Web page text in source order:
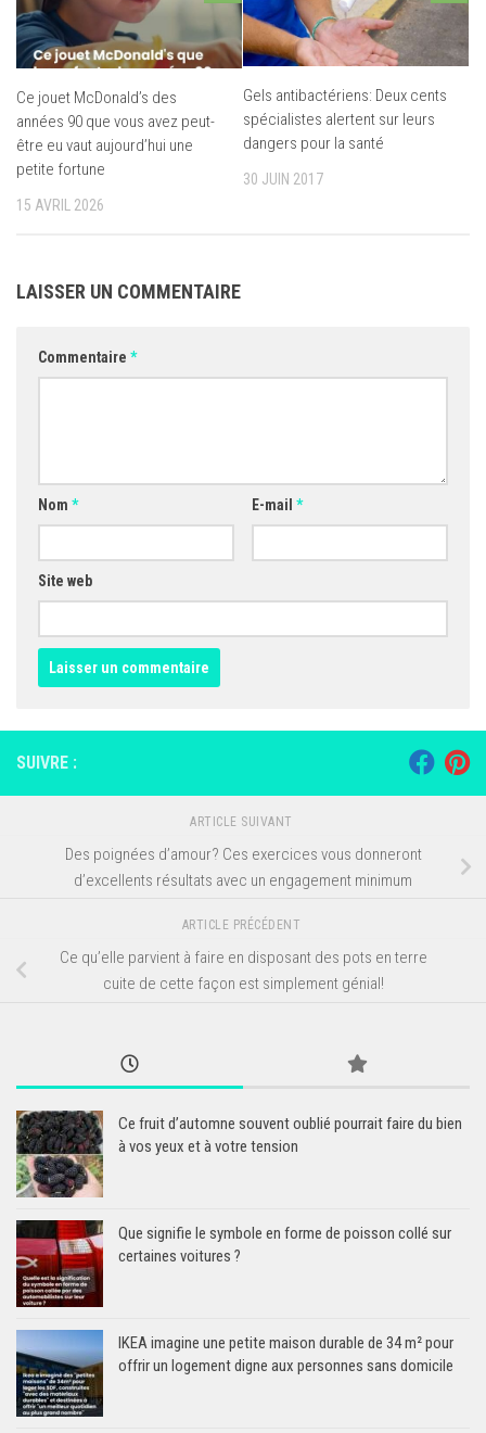
Ce jouet McDonald’s des
années 90 que vous avez peut-
être eu vaut aujourd’hui une
petite fortune
15 AVRIL 2026
Gels antibactériens: Deux cents
spécialistes alertent sur leurs
dangers pour la santé
30 JUIN 2017
LAISSER UN COMMENTAIRE
Commentaire *
Nom * E-mail *
Site web
SUIVRE :
ARTICLE SUIVANT
Des poignées d’amour? Ces exercices vous donneront
d’excellents résultats avec un engagement minimum
ARTICLE PRÉCÉDENT
Ce qu’elle parvient à faire en disposant des pots en terre
cuite de cette façon est simplement génial!
Ce fruit d’automne souvent oublié pourrait faire du bien
à vos yeux et à votre tension
Que signifie le symbole en forme de poisson collé sur
certaines voitures ?
IKEA imagine une petite maison durable de 34 m² pour
offrir un logement digne aux personnes sans domicile